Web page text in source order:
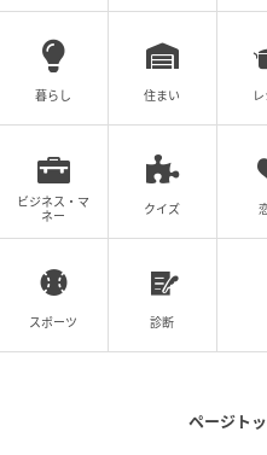
暮らし 住まい
ビジネス・マ
ネー
クイズ
スポーツ 診断
ページト